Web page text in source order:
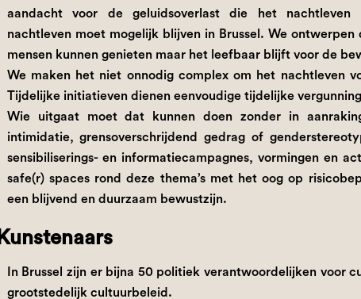
aandacht voor de geluidsoverlast die het nachtleven
nachtleven moet mogelijk blijven in Brussel. We
mensen kunnen genieten maar het leefbaar blijft voor de
We maken het niet onnodig complex om het nachtleven
Tijdelijke initiatieven dienen eenvoudige tijdelijke
Wie uitgaat moet dat kunnen doen zonder in
intimidatie, grensoverschrijdend gedrag of
sensibiliserings- en informatiecampagnes, vormingen en
safe(r) spaces rond deze thema’s met het oog op
een blijvend en duurzaam bewustzijn.
Kunstenaars
In Brussel zijn er bijna 50 politiek verantwoordelijken voor
grootstedelijk cultuurbeleid.